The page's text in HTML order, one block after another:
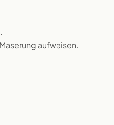
aufweisen.